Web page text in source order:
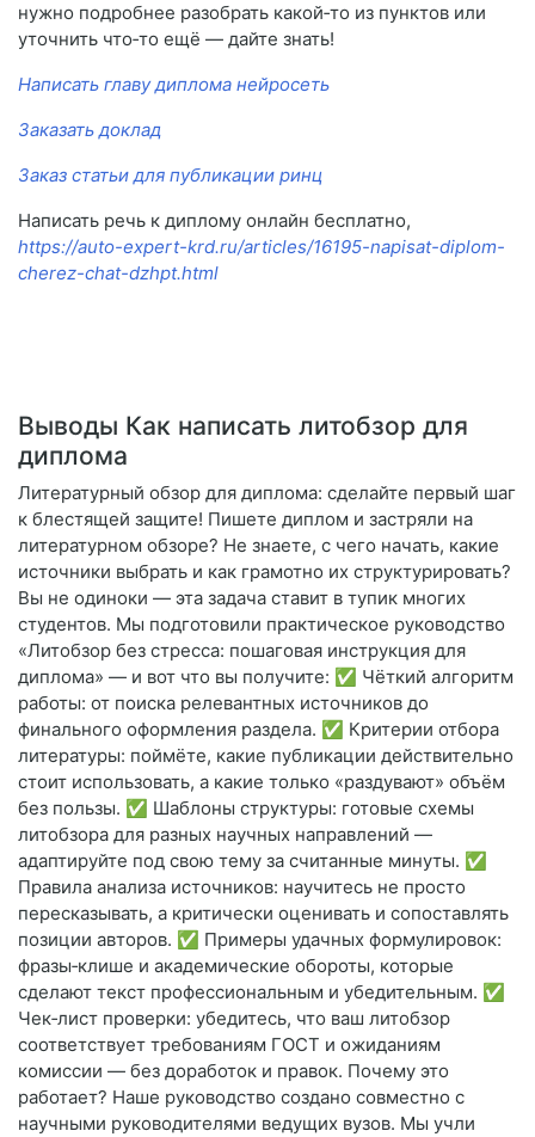
нужно подробнее разобрать какой‑то из пунктов или
уточнить что‑то ещё — дайте знать!
Написать главу диплома нейросеть
Заказать доклад
Заказ статьи для публикации ринц
Написать речь к диплому онлайн бесплатно,
https://auto-expert-krd.ru/articles/16195-napisat-diplom-
cherez-chat-dzhpt.html
Выводы Как написать литобзор для
диплома
Литературный обзор для диплома: сделайте первый шаг
к блестящей защите! Пишете диплом и застряли на
литературном обзоре? Не знаете, с чего начать, какие
источники выбрать и как грамотно их структурировать?
Вы не одиноки — эта задача ставит в тупик многих
студентов. Мы подготовили практическое руководство
«Литобзор без стресса: пошаговая инструкция для
диплома» — и вот что вы получите: ✅ Чёткий алгоритм
работы: от поиска релевантных источников до
финального оформления раздела. ✅ Критерии отбора
литературы: поймёте, какие публикации действительно
стоит использовать, а какие только «раздувают» объём
без пользы. ✅ Шаблоны структуры: готовые схемы
литобзора для разных научных направлений —
адаптируйте под свою тему за считанные минуты. ✅
Правила анализа источников: научитесь не просто
пересказывать, а критически оценивать и сопоставлять
позиции авторов. ✅ Примеры удачных формулировок:
фразы‑клише и академические обороты, которые
сделают текст профессиональным и убедительным. ✅
Чек‑лист проверки: убедитесь, что ваш литобзор
соответствует требованиям ГОСТ и ожиданиям
комиссии — без доработок и правок. Почему это
работает? Наше руководство создано совместно с
научными руководителями ведущих вузов. Мы учли